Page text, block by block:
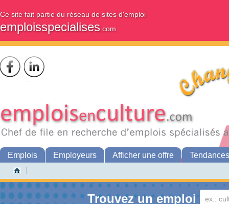
Ce site fait partie du réseau de sites d'emploi
emploisspecialises.com
Emplois Employeurs Afficher une offre Tendances
Trouvez un emploi